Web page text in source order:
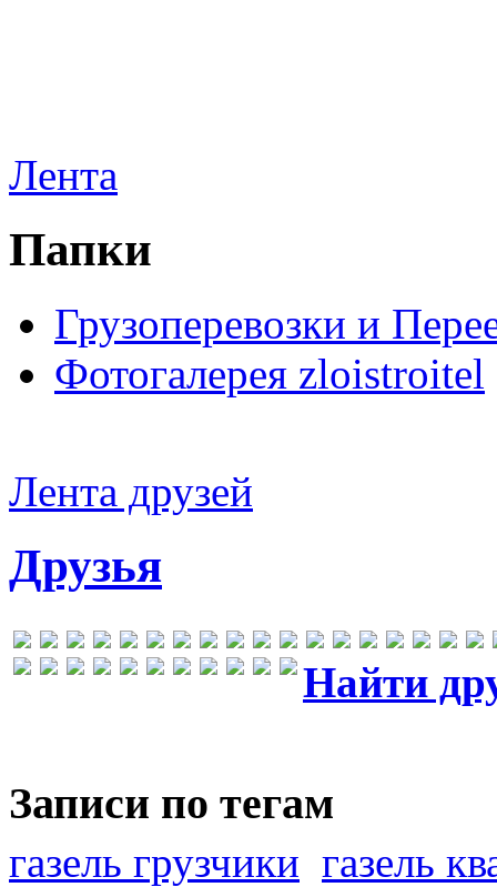
Лента
Папки
Грузоперевозки и
Фотогалерея zloistroitel
Лента друзей
Друзья
Найти
Записи по тегам
газель грузчики газель